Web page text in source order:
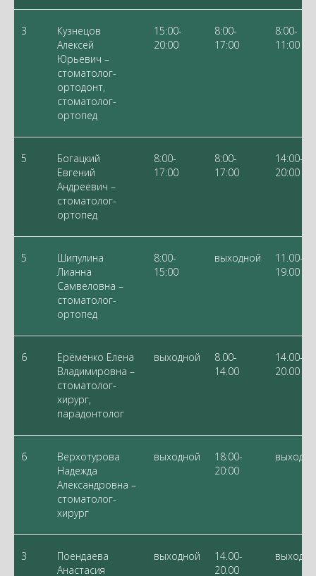
3
Кузнецов
Алексей
Юрьевич –
стоматолог-
ортодонт,
стоматолог-
ортопед
15:00-
20:00
8:00-
17:00
8:00-
11:00
5
Богацкий
Евгений
Андреевич –
стоматолог-
ортопед
8:00-
17:00
8:00-
17:00
14:00-
20:00
5
Шипулина
Лианна
Самвеловна –
стоматолог-
ортопед
8:00-
15:00
выходной
11.00-
19.00
6
Ерёменко Елена
Владимировна –
стоматолог-
хирург,
парадонтолог
выходной
8.00-
14.00
14.00-
20.00
6
Верхотурова
Надежда
Александровна –
стоматолог-
хирург
выходной
18:00-
20:00
3
Поендаева
Анастасия
выходной
14.00-
20.00